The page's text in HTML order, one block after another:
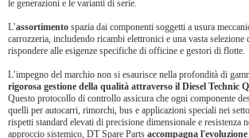
le generazioni e le varianti di serie.
L’assortimento spazia dai componenti soggetti a usura
carrozzeria, includendo ricambi elettronici e una vasta selezione
rispondere alle esigenze specifiche di officine e gestori di flotte.
L’impegno del marchio non si esaurisce nella profondità di
rigorosa gestione della qualità attraverso il Diesel Technic
Questo protocollo di controllo assicura che ogni componente
quelli per autocarri, rimorchi, bus e applicazioni speciali nei
rispetti standard elevati di precisione dimensionale e resistenza
approccio sistemico, DT Spare Parts accompagna